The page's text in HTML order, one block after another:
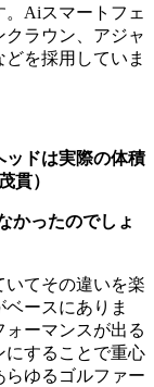
。Aiスマートフェ
ラウン、アジャ
を採用していま
ッドは実際の体積
貫）
かったのでしょ
てその違いを楽
ースにありま
ーマンスが出る
にすることで重心
らゆるゴルファー